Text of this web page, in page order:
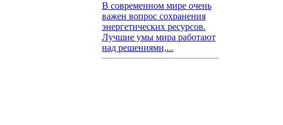
В современном мире очень
важен вопрос сохранения
энергетических ресурсов.
Лучшие умы мира работают
над решениями,...